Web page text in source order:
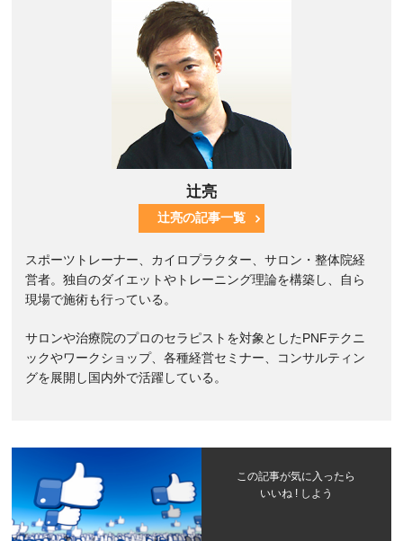
辻亮
辻亮の記事一覧
スポーツトレーナー、カイロプラクター、サロン・整体院経
営者。独自のダイエットやトレーニング理論を構築し、自ら
現場で施術も行っている。
サロンや治療院のプロのセラピストを対象としたPNFテクニ
ックやワークショップ、各種経営セミナー、コンサルティン
グを展開し国内外で活躍している。
この記事が気に入ったら
いいね ! しよう